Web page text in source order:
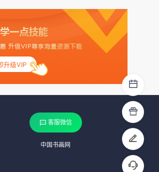
升级VIP
客服微信
中国书画网